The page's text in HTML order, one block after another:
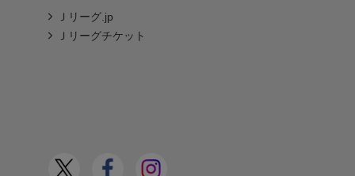
Ｊリーグ.jp
Ｊリーグチケット